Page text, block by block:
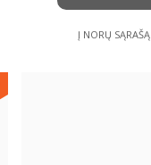
Į NORŲ SĄRAŠĄ